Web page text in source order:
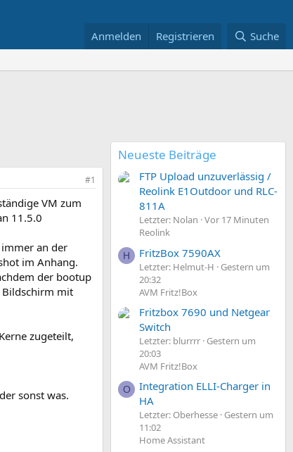
Anmelden Registrieren Suche
#1
VM zum
11.5.0
an der
im Anhang.
der bootup
Bildschirm mit
zugeteilt,
sonst was.
Neueste Beiträge
FTP Upload unzuverlässig /
Reolink E1Outdoor und RLC-
811A
Letzter: Nolan Vor 17 Minuten
Reolink
H FritzBox 7590AX
Letzter: Helmut-H
Gestern um
20:32
AVM Fritz!Box
Fritzbox 7690 und Netgear
Switch
Letzter: blurrrr Gestern um
20:03
AVM Fritz!Box
O
Integration ELLI-Charger in
HA
Letzter: Oberhesse Gestern um
11:02
Home Assistant